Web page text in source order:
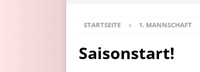
STARTSEITE 1. MANNSCHAFT
Saisonstart!